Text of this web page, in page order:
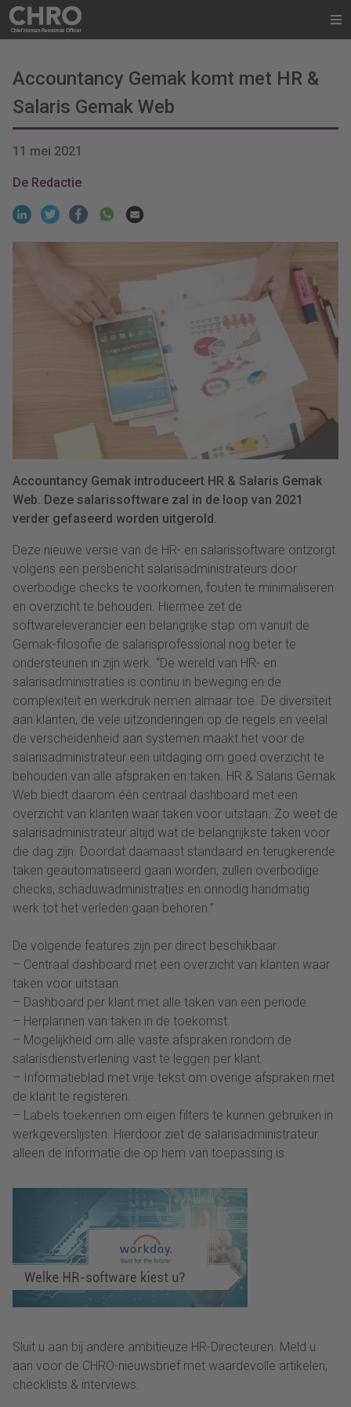
Accountancy Gemak komt met HR &
Salaris Gemak Web
11 mei 2021
De Redactie
Accountancy Gemak introduceert HR & Salaris Gemak
Web. Deze salarissoftware zal in de loop van 2021
verder gefaseerd worden uitgerold.
Deze nieuwe versie van de HR- en salarissoftware ontzorgt
volgens een persbericht salarisadministrateurs door
overbodige checks te voorkomen, fouten te minimaliseren
en overzicht te behouden. Hiermee zet de
softwareleverancier een belangrijke stap om vanuit de
Gemak-filosofie de salarisprofessional nog beter te
ondersteunen in zijn werk. “De wereld van HR- en
salarisadministraties is continu in beweging en de
complexiteit en werkdruk nemen almaar toe. De diversiteit
aan klanten, de vele uitzonderingen op de regels en veelal
de verscheidenheid aan systemen maakt het voor de
salarisadministrateur een uitdaging om goed overzicht te
behouden van alle afspraken en taken. HR & Salaris Gemak
Web biedt daarom één centraal dashboard met een
overzicht van klanten waar taken voor uitstaan. Zo weet de
salarisadministrateur altijd wat de belangrijkste taken voor
die dag zijn. Doordat daarnaast standaard en terugkerende
taken geautomatiseerd gaan worden, zullen overbodige
checks, schaduwadministraties en onnodig handmatig
werk tot het verleden gaan behoren.”
De volgende features zijn per direct beschikbaar:
– Centraal dashboard met een overzicht van klanten waar
taken voor uitstaan.
– Dashboard per klant met alle taken van een periode.
– Herplannen van taken in de toekomst.
– Mogelijkheid om alle vaste afspraken rondom de
salarisdienstverlening vast te leggen per klant.
– Informatieblad met vrije tekst om overige afspraken met
de klant te registeren.
– Labels toekennen om eigen filters te kunnen gebruiken in
werkgeverslijsten. Hierdoor ziet de salarisadministrateur
alleen de informatie die op hem van toepassing is.
Sluit u aan bij andere ambitieuze HR-Directeuren. Meld u
aan voor de CHRO-nieuwsbrief met waardevolle artikelen,
checklists & interviews.